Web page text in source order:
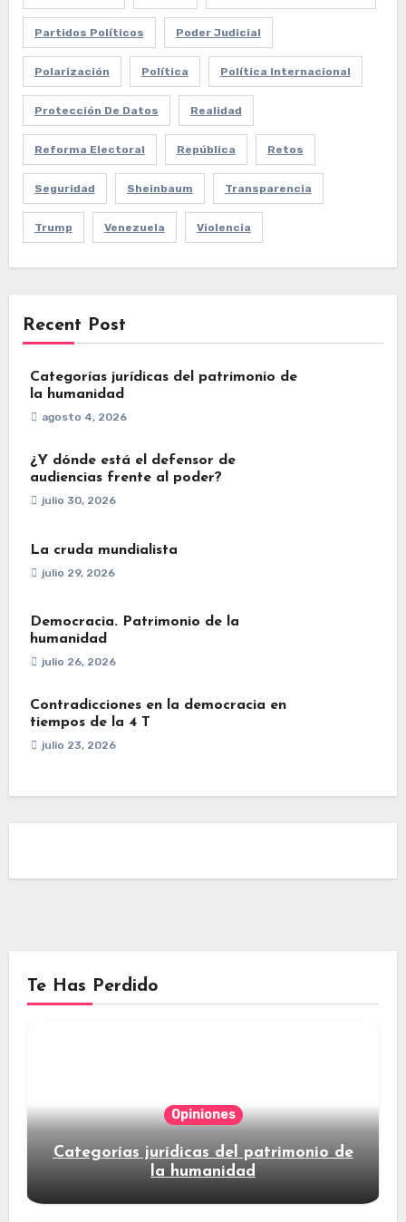
Partidos Políticos Poder Judicial
Polarización Política Política Internacional
Protección De Datos Realidad
Reforma Electoral República Retos
Seguridad Sheinbaum Transparencia
Trump Venezuela Violencia
Recent Post
Categorías jurídicas del patrimonio de
la humanidad
agosto 4, 2026
¿Y dónde está el defensor de
audiencias frente al poder?
julio 30, 2026
La cruda mundialista
julio 29, 2026
Democracia. Patrimonio de la
humanidad
julio 26, 2026
Contradicciones en la democracia en
tiempos de la 4 T
julio 23, 2026
Te Has Perdido
Opiniones
Categorías jurídicas del patrimonio de
la humanidad